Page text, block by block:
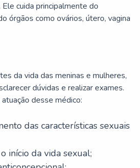
cuida principalmente do
órgãos como ovários, útero, vagina
da vida das meninas e mulheres,
dúvidas e realizar exames.
desse médico:
das características sexuais
início da vida sexual;